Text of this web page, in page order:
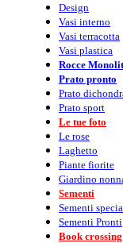
Design
Vasi interno
Vasi terracotta
Vasi plastica
Rocce
Prato pronto
Prato
Prato sport
Le tue foto
Le rose
Laghetto
Piante fiorite
Giardino
Sementi
Sementi
Sementi Pronti
Book crossing